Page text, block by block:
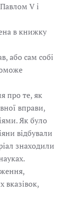
V і
в книжку
або сам собі
про те, як
вправи,
Як було
відбували
знаходили
вказівок,